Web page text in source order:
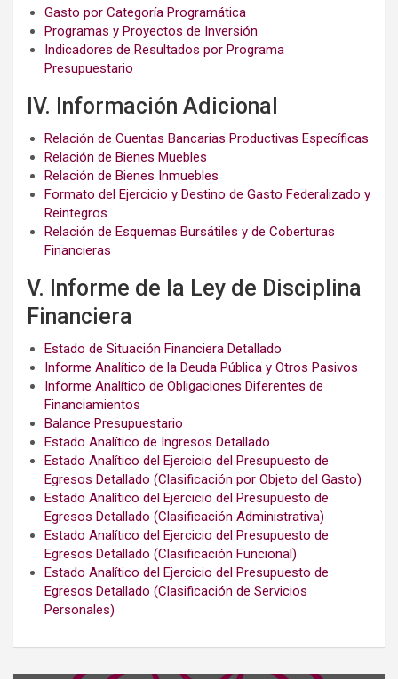
Gasto por Categoría Programática
Programas y Proyectos de Inversión
Indicadores de Resultados por Programa
Presupuestario
IV. Información Adicional
Relación de Cuentas Bancarias Productivas Específicas
Relación de Bienes Muebles
Relación de Bienes Inmuebles
Formato del Ejercicio y Destino de Gasto Federalizado y
Reintegros
Relación de Esquemas Bursátiles y de Coberturas
Financieras
V. Informe de la Ley de Disciplina
Financiera
Estado de Situación Financiera Detallado
Informe Analítico de la Deuda Pública y Otros Pasivos
Informe Analítico de Obligaciones Diferentes de
Financiamientos
Balance Presupuestario
Estado Analítico de Ingresos Detallado
Estado Analítico del Ejercicio del Presupuesto de
Egresos Detallado (Clasificación por Objeto del Gasto)
Estado Analítico del Ejercicio del Presupuesto de
Egresos Detallado (Clasificación Administrativa)
Estado Analítico del Ejercicio del Presupuesto de
Egresos Detallado (Clasificación Funcional)
Estado Analítico del Ejercicio del Presupuesto de
Egresos Detallado (Clasificación de Servicios
Personales)